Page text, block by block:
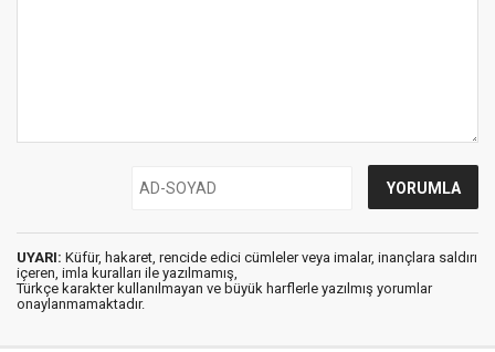
UYARI: Küfür, hakaret, rencide edici cümleler veya imalar, inançlara saldırı
içeren, imla kuralları ile yazılmamış,
Türkçe karakter kullanılmayan ve büyük harflerle yazılmış yorumlar
onaylanmamaktadır.